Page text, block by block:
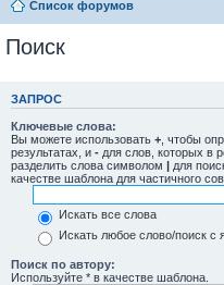
Список форумов
Поиск
ЗАПРОС
Ключевые слова:
Вы можете использовать + , чтобы
результатах, и - для слов, которых в
разделить слова символом | для
качестве шаблона для частичного
Искать все слова
Искать любое слово/поиск с
Поиск по автору:
Используйте * в качестве шаблона.